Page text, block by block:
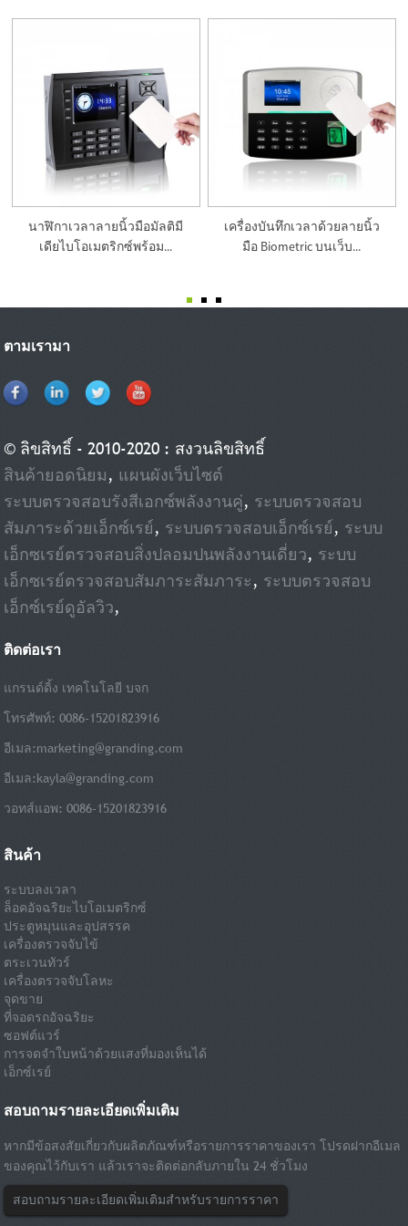
นาฬิกาเวลาลายนิ้วมือมัลติมี
เดียไบโอเมตริกซ์พร้อม...
เครื่องบันทึกเวลาด้วยลายนิ้ว
มือ Biometric บนเว็บ...
ตามเรามา
© ลิขสิทธิ์ - 2010-2020 : สงวนลิขสิทธิ์
สินค้ายอดนิยม, แผนผังเว็บไซต์
ระบบตรวจสอบรังสีเอกซ์พลังงานคู่, ระบบตรวจสอบ
สัมภาระด้วยเอ็กซ์เรย์, ระบบตรวจสอบเอ็กซ์เรย์, ระบบ
เอ็กซเรย์ตรวจสอบสิ่งปลอมปนพลังงานเดี่ยว, ระบบ
เอ็กซเรย์ตรวจสอบสัมภาระสัมภาระ, ระบบตรวจสอบ
เอ็กซ์เรย์ดูอัลวิว,
ติดต่อเรา
แกรนด์ดิ้ง เทคโนโลยี บจก
โทรศัพท์: 0086-15201823916
อีเมล:marketing@granding.com
อีเมล:kayla@granding.com
วอทส์แอพ: 0086-15201823916
สินค้า
ระบบลงเวลา
ล็อคอัจฉริยะไบโอเมตริกซ์
ประตูหมุนและอุปสรรค
เครื่องตรวจจับไข้
ตระเวนทัวร์
เครื่องตรวจจับโลหะ
จุดขาย
ที่จอดรถอัจฉริยะ
ซอฟต์แวร์
การจดจำใบหน้าด้วยแสงที่มองเห็นได้
เอ็กซ์เรย์
สอบถามรายละเอียดเพิ่มเติม
หากมีข้อสงสัยเกี่ยวกับผลิตภัณฑ์หรือรายการราคาของเรา โปรดฝากอีเมล
ของคุณไว้กับเรา แล้วเราจะติดต่อกลับภายใน 24 ชั่วโมง
สอบถามรายละเอียดเพิ่มเติมสำหรับรายการราคา